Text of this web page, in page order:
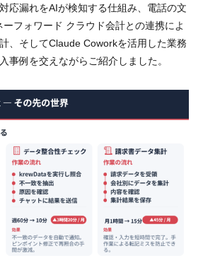
応漏れをAIが検知する仕組み、電話の文
フォワード クラウド会計との連携によ
、そしてClaude Coworkを活用した業務
事例を交えながらご紹介しました。